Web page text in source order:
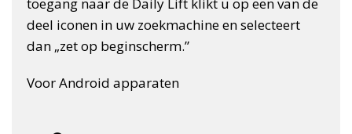
deel iconen in uw zoekmachine en selecteert
dan „zet op beginscherm.”
Voor Android apparaten